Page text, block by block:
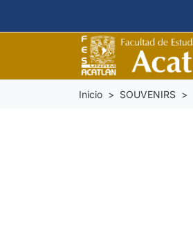
Inicio SOUVENIRS